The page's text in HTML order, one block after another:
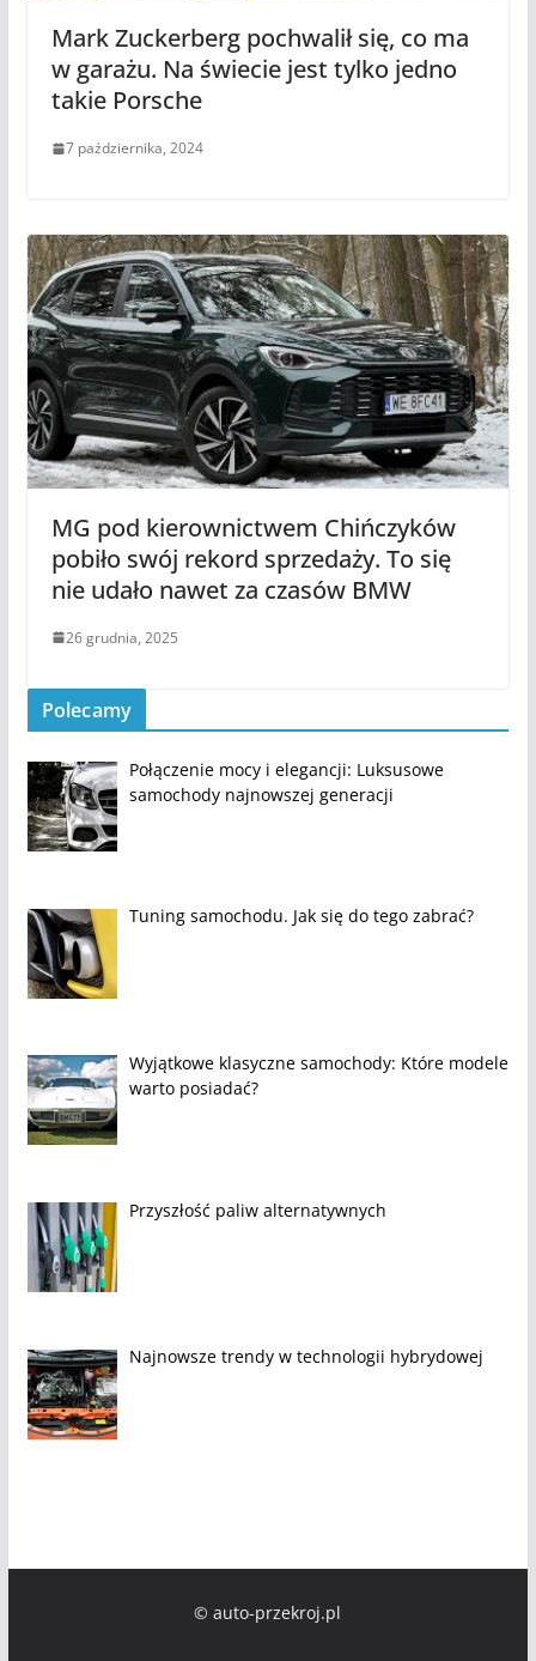
Mark Zuckerberg pochwalił się, co ma
w garażu. Na świecie jest tylko jedno
takie Porsche
7 października, 2024
MG pod kierownictwem Chińczyków
pobiło swój rekord sprzedaży. To się
nie udało nawet za czasów BMW
26 grudnia, 2025
Polecamy
Połączenie mocy i elegancji: Luksusowe
samochody najnowszej generacji
Tuning samochodu. Jak się do tego zabrać?
Wyjątkowe klasyczne samochody: Które modele
warto posiadać?
Przyszłość paliw alternatywnych
Najnowsze trendy w technologii hybrydowej
© auto-przekroj.pl